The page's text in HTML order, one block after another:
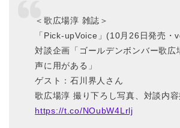
＜歌広場淳 雑誌＞
「Pick-upVoice」(10月26日発売・
対談企画「ゴールデンボンバー歌広
声に用がある」
ゲスト：石川界人さん
歌広場淳 撮り下ろし写真、対談内
https://t.co/NOubW4Lrlj